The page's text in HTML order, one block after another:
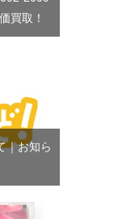
買取！
｜お知ら